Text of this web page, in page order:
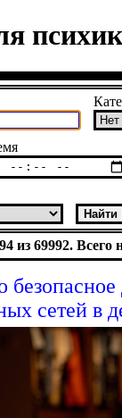
из 69992. Всего
сетей в